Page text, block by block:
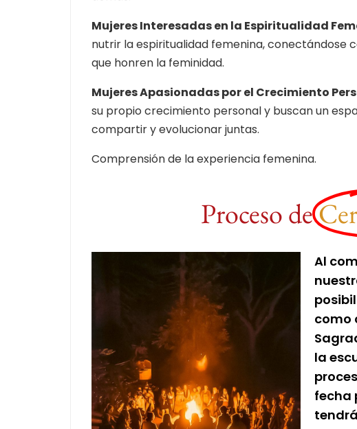
Mujeres Interesadas en la Espiritualidad
nutrir la espiritualidad femenina, conectándose
que honren la feminidad.
Mujeres Apasionadas por el Crecimiento
su propio crecimiento personal y buscan un
compartir y evolucionar juntas.
Comprensión de la experiencia femenina.
Proceso de
Al
como
la
fecha